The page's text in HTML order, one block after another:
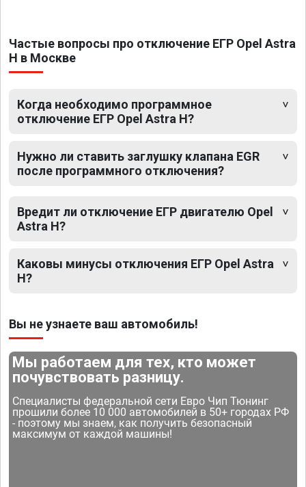
Частые вопросы про отключение ЕГР Opel Astra
H в Москве
Когда необходимо программное
отключение ЕГР Opel Astra H?
Нужно ли ставить заглушку клапана EGR
после программного отключения?
Вредит ли отключение ЕГР двигателю Opel
Astra H?
Каковы минусы отключения ЕГР Opel Astra
H?
Вы не узнаете ваш автомобиль!
Мы работаем для тех, кто может
почувствовать разницу.
Специалисты федеральной сети Евро Чип Тюнинг
прошили более 10 000 автомобилей в 50+ городах РФ
- поэтому мы знаем, как получить безопасный
максимум от каждой машины!